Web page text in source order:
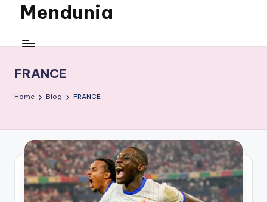
Mendunia
FRANCE
Home Blog FRANCE